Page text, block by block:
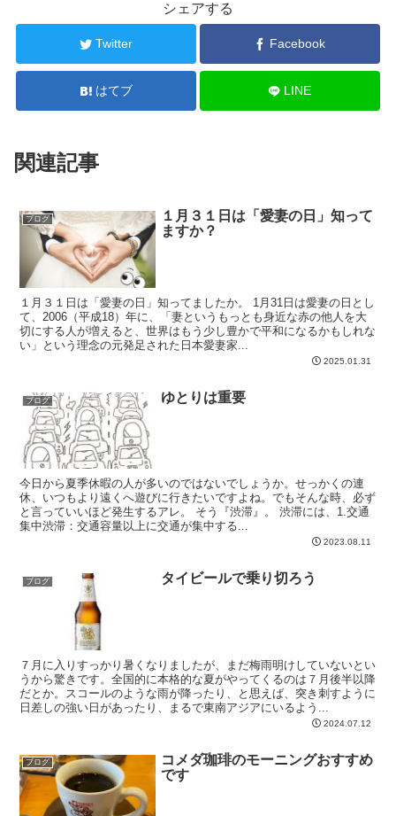
シェアする
Twitter Facebook
はてブ LINE
関連記事
ブログ
１月３１日は「愛妻の日」知って
ますか？
１月３１日は「愛妻の日」知ってましたか。 1月31日は愛妻の日とし
て、2006（平成18）年に、「妻というもっとも身近な赤の他人を大
切にする人が増えると、世界はもう少し豊かで平和になるかもしれな
い」という理念の元発足された日本愛妻家...
2025.01.31
ブログ ゆとりは重要
今日から夏季休暇の人が多いのではないでしょうか。せっかくの連
休、いつもより遠くへ遊びに行きたいですよね。でもそんな時、必ず
と言っていいほど発生するアレ。 そう『渋滞』。 渋滞には、1.交通
集中渋滞：交通容量以上に交通が集中する...
2023.08.11
ブログ タイビールで乗り切ろう
７月に入りすっかり暑くなりましたが、まだ梅雨明けしていないとい
うから驚きです。全国的に本格的な夏がやってくるのは７月後半以降
だとか。スコールのような雨が降ったり、と思えば、突き刺すように
日差しの強い日があったり、まるで東南アジアにいるよう...
2024.07.12
ブログ
コメダ珈琲のモーニングおすすめ
です